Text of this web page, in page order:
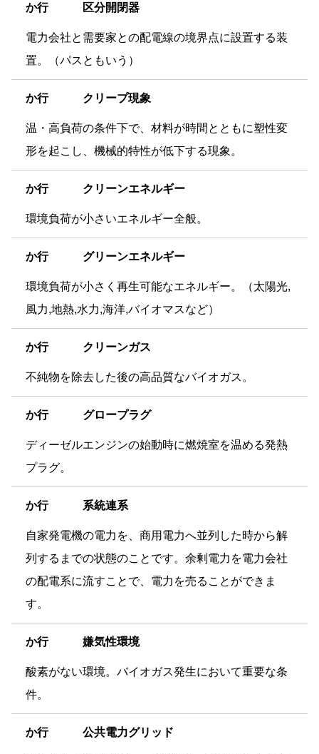
か行 区分開閉器
電力会社と需要家との配電線の境界点に設置する装
置。（パスともいう）
か行 クリープ現象
温・高負荷の条件下で、材料が時間とともに塑性変
形を起こし、機械的特性が低下する現象。
か行 クリーンエネルギー
環境負荷が小さいエネルギー全般。
か行 グリーンエネルギー
環境負荷が小さく再生可能なエネルギー。（太陽光,
風力,地熱,水力,海洋,バイオマスなど）
か行 クリーンガス
不純物を除去した後の高品質なバイオガス。
か行 グロープラグ
ディーゼルエンジンの始動時に燃焼室を温める発熱
プラグ。
か行 系統連系
自家発電機の電力を、商用電力へ並列した時から解
列するまでの状態のことです。余剰電力を電力会社
の配電系に流すことで、電力を売ることができま
す。
か行 嫌気性環境
酸素がない環境。バイオガス発生において重要な条
件。
か行 公共電力グリッド